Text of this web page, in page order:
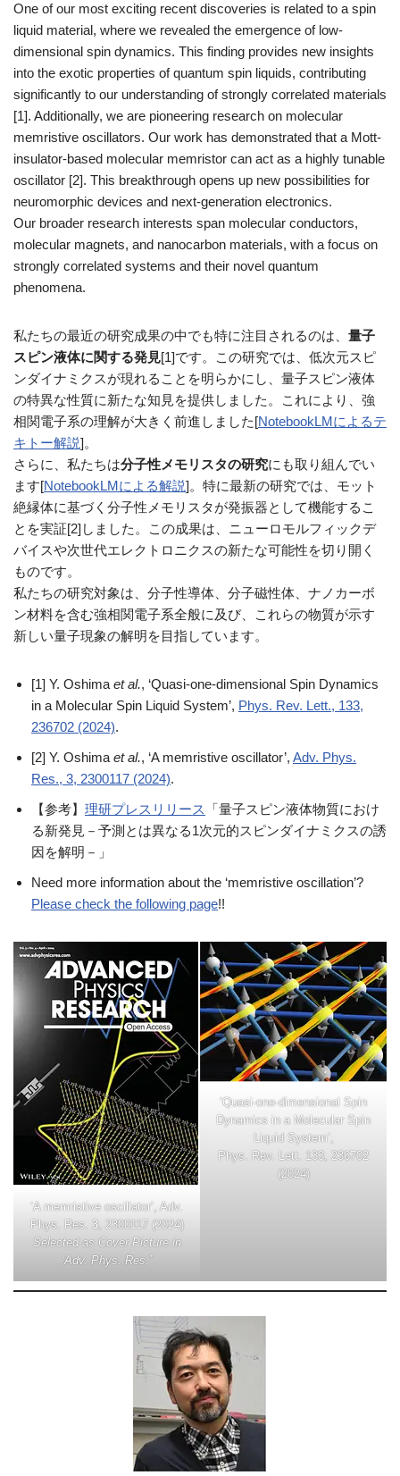
One of our most exciting recent discoveries is related to a spin
liquid material, where we revealed the emergence of low-
dimensional spin dynamics. This finding provides new insights
into the exotic properties of quantum spin liquids, contributing
significantly to our understanding of strongly correlated materials
[1]. Additionally, we are pioneering research on molecular
memristive oscillators. Our work has demonstrated that a Mott-
insulator-based molecular memristor can act as a highly tunable
oscillator [2]. This breakthrough opens up new possibilities for
neuromorphic devices and next-generation electronics.
Our broader research interests span molecular conductors,
molecular magnets, and nanocarbon materials, with a focus on
strongly correlated systems and their novel quantum
phenomena.
私たちの最近の研究成果の中でも特に注目されるのは、 量子
スピン液体に関する発見[1]です。この研究では、低次元スピ
ンダイナミクスが現れることを明らかにし、量子スピン液体
の特異な性質に新たな知見を提供しました。これにより、強
相関電子系の理解が大きく前進しました[NotebookLMによるテ
キトー解説]。
さらに、私たちは分子性メモリスタの研究にも取り組んでい
ます[NotebookLMによる解説]。特に最新の研究では、モット
絶縁体に基づく分子性メモリスタが発振器として機能するこ
とを実証[2]しました。この成果は、ニューロモルフィックデ
バイスや次世代エレクトロニクスの新たな可能性を切り開く
ものです。
私たちの研究対象は、分子性導体、分子磁性体、ナノカーボ
ン材料を含む強相関電子系全般に及び、これらの物質が示す
新しい量子現象の解明を目指しています。
[1] Y. Oshima et al., ‘Quasi-one-dimensional Spin Dynamics
in a Molecular Spin Liquid System’, Phys. Rev. Lett., 133,
236702 (2024).
[2] Y. Oshima et al., ‘A memristive oscillator’, Adv. Phys.
Res., 3, 2300117 (2024).
【参考】 理研プレスリリース
「量子スピン液体物質におけ
る新発見－予測とは異なる1次元的スピンダイナミクスの誘
因を解明－」
Need more information about the ‘memristive oscillation’?
Please check the following page!!
‘A memristive oscillator’, Adv.
Phys. Res. 3, 2300117 (2024)
Selected as Cover Picture in
‘Adv. Phys. Res.’
‘Quasi-one-dimensional Spin
Dynamics in a Molecular Spin
Liquid System’,
Phys. Rev. Lett. 133, 236702
(2024)